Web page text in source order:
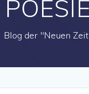
POESIE
Blog der "Neuen